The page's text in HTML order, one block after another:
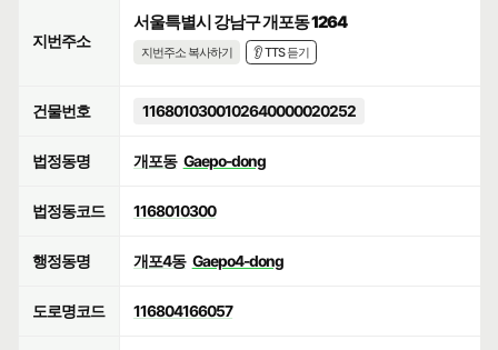
지번주소
서울특별시 강남구 개포동 1264
지번주소 복사하기 👂 TTS 듣기
건물번호 1168010300102640000020252
법정동명 개포동 Gaepo-dong
법정동코드 1168010300
행정동명 개포4동 Gaepo4-dong
도로명코드 116804166057